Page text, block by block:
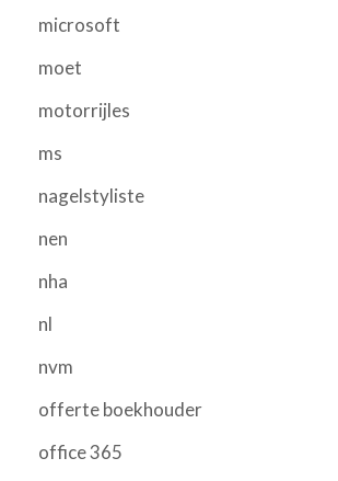
microsoft
moet
motorrijles
ms
nagelstyliste
nen
nha
nl
nvm
offerte boekhouder
office 365